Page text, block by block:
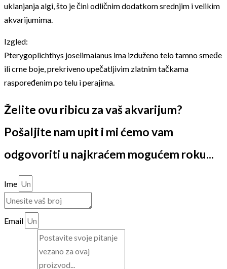
uklanjanja algi, što je čini odličnim dodatkom srednjim i velikim
akvarijumima.
Izgled:
Pterygoplichthys joselimaianus ima izduženo telo tamno smeđe
ili crne boje, prekriveno upečatljivim zlatnim tačkama
raspoređenim po telu i perajima.
Želite ovu ribicu za vaš akvarijum?
Pošaljite nam upit i mi ćemo vam
odgovoriti u najkraćem mogućem roku...
Ime
Email